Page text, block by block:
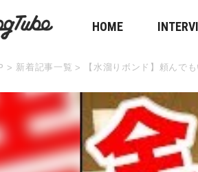
HOME
> 新着記事一覧 > 【水溜りボンド】頼んで